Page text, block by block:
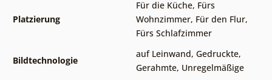
Platzierung
Für die Küche, Fürs
Wohnzimmer, Für den Flur,
Fürs Schlafzimmer
Bildtechnologie
auf Leinwand, Gedruckte,
Gerahmte, Unregelmäßige